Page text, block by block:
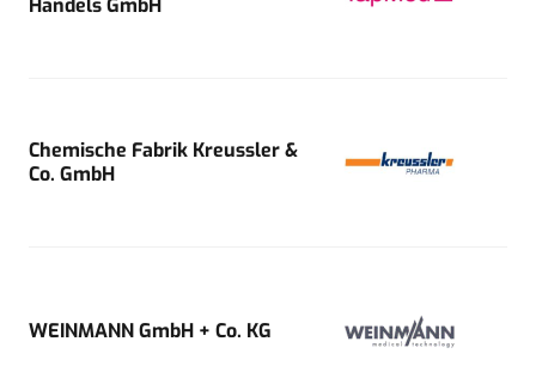
Handels GmbH
Chemische Fabrik Kreussler &
Co. GmbH
WEINMANN GmbH + Co. KG